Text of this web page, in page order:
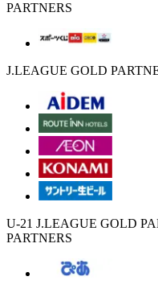
PARTNERS
J.LEAGUE GOLD
U-21 J.LEAGUE GOLD
PARTNERS